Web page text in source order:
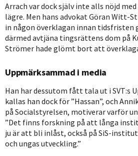
Arrach var dock själv inte alls nöjd
lägre. Men hans advokat Göran Witt-
in någon överklagan innan tidsfristen
därmed avtjäna tingsrättens dom på
Strömer hade glömt bort att
Uppmärksammad i media
Han har dessutom fått tala ut i SVT:s
kallas han dock för ”Hassan”, och
på Socialstyrelsen, motiverar varför
”Det finns forskning på att långa
ju är att bli inlåst, också på SiS-
och ungas utveckling.”